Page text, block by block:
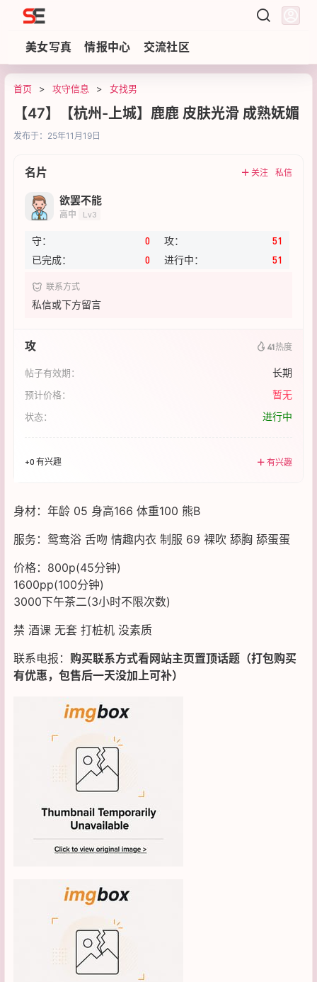
Sezzz
美女写真 情报中心 交流社区
首页 > 攻守信息 > 女找男
【47】【杭州-上城】鹿鹿 皮肤光滑 成熟妩媚
发布于： 25年11月19日
名片 关注 私信
欲罢不能
高中 Lv3
守： 0 攻：
51
已完成：
0 进行中： 51
联系方式
私信或下方留言
攻 41热度
帖子有效期： 长期
预计价格： 暂无
状态： 进行中
+0 有兴趣 有兴趣
身材：年龄 05 身高166 体重100 熊B
服务：鸳鸯浴 舌吻 情趣内衣 制服 69 裸吹 舔胸 舔蛋蛋
价格：800p(45分钟)
1600pp(100分钟)
3000下午茶二(3小时不限次数)
禁 酒课 无套 打桩机 没素质
联系电报： 购买联系方式看网站主页置顶话题（打包购买
有优惠，包售后一天没加上可补）